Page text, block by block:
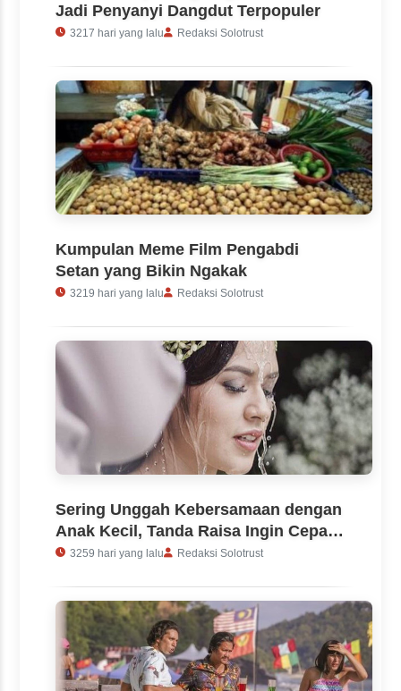
Jadi Penyanyi Dangdut Terpopuler
3217 hari yang lalu Redaksi Solotrust
Kumpulan Meme Film Pengabdi
Setan yang Bikin Ngakak
3219 hari yang lalu Redaksi Solotrust
Sering Unggah Kebersamaan dengan
Anak Kecil, Tanda Raisa Ingin Cepat
Dapat Momongan?
3259 hari yang lalu Redaksi Solotrust